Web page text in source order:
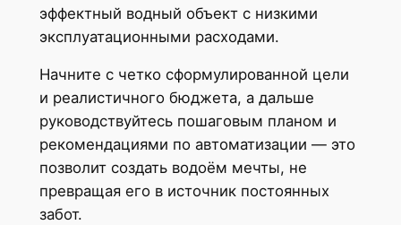
эффектный водный объект с низкими
эксплуатационными расходами.
Начните с четко сформулированной цели
и реалистичного бюджета, а дальше
руководствуйтесь пошаговым планом и
рекомендациями по автоматизации — это
позволит создать водоём мечты, не
превращая его в источник постоянных
забот.